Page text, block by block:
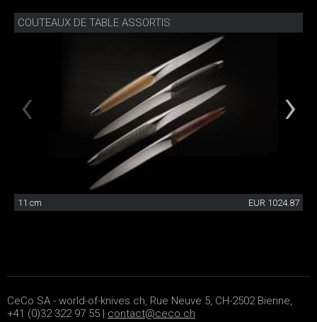
COUTEAUX DE TABLE ASSORTIS
11 cm EUR 1024.87
CeCo SA - world-of-knives.ch, Rue Neuve 5, CH-2502 Bienne,
+41 (0)32 322 97 55 | contact@ceco.ch